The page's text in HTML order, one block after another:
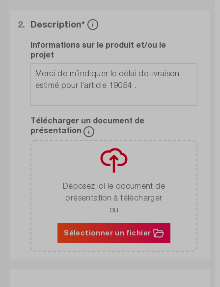
Description*
2.
Informations sur le produit et/ou le
projet
Télécharger un document de
présentation
Déposez ici le document de
présentation à télécharger
ou
Sélectionner un fichier